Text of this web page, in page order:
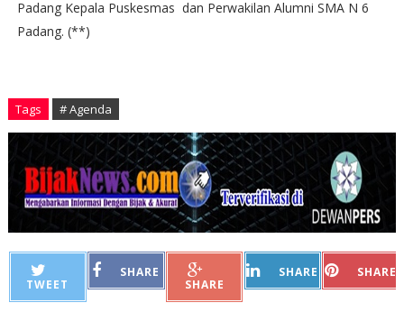
Padang Kepala Puskesmas dan Perwakilan Alumni SMA N 6
Padang. (**)
Tags # Agenda
TWEET
SHARE
SHARE
SHARE SHARE